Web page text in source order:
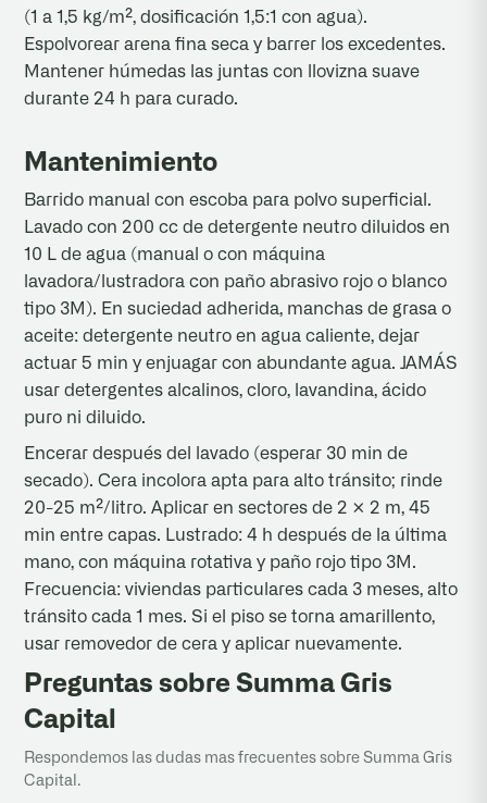
(1 a 1,5 kg/m², dosificación 1,5:1 con agua).
Espolvorear arena fina seca y barrer los excedentes.
Mantener húmedas las juntas con llovizna suave
durante 24 h para curado.
Mantenimiento
Barrido manual con escoba para polvo superficial.
Lavado con 200 cc de detergente neutro diluidos en
10 L de agua (manual o con máquina
lavadora/lustradora con paño abrasivo rojo o blanco
tipo 3M). En suciedad adherida, manchas de grasa o
aceite: detergente neutro en agua caliente, dejar
actuar 5 min y enjuagar con abundante agua. JAMÁS
usar detergentes alcalinos, cloro, lavandina, ácido
puro ni diluido.
Encerar después del lavado (esperar 30 min de
secado). Cera incolora apta para alto tránsito; rinde
20-25 m²/litro. Aplicar en sectores de 2 × 2 m, 45
min entre capas. Lustrado: 4 h después de la última
mano, con máquina rotativa y paño rojo tipo 3M.
Frecuencia: viviendas particulares cada 3 meses, alto
tránsito cada 1 mes. Si el piso se torna amarillento,
usar removedor de cera y aplicar nuevamente.
Preguntas sobre Summa Gris
Capital
Respondemos las dudas mas frecuentes sobre Summa Gris
Capital.